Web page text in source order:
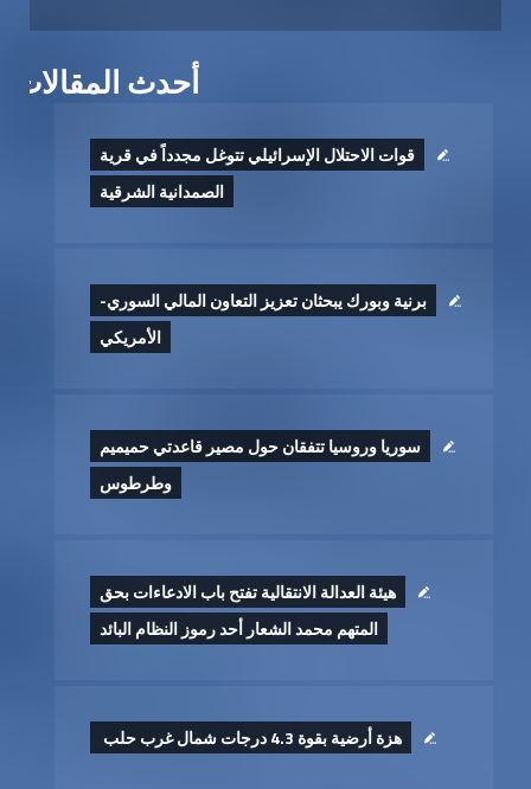
أحدث المقالات
قوات الاحتلال الإسرائيلي تتوغل مجدداً في قرية
الصمدانية الشرقية
برنية وبورك يبحثان تعزيز التعاون المالي السوري-
الأمريكي
سوريا وروسيا تتفقان حول مصير قاعدتي حميميم
وطرطوس
هيئة العدالة الانتقالية تفتح باب الادعاءات بحق
المتهم محمد الشعار أحد رموز النظام البائد
هزة أرضية بقوة 4.3 درجات شمال غرب حلب ‏